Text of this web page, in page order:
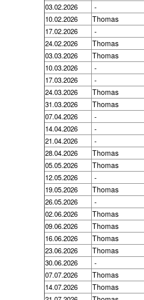
03.02.2026 -
10.02.2026 Thomas
17.02.2026 -
24.02.2026
Thomas
03.03.2026 Thomas
10.03.2026 -
17.03.2026 -
24.03.2026 Thomas
31.03.2026 Thomas
07.04.2026 -
14.04.2026
-
21.04.2026 -
28.04.2026 Thomas
05.05.2026 Thomas
12.05.2026 -
19.05.2026 Thomas
26.05.2026 -
02.06.2026
Thomas
09.06.2026 Thomas
16.06.2026 Thomas
23.06.2026 Thomas
30.06.2026 -
07.07.2026 Thomas
14.07.2026 Thomas